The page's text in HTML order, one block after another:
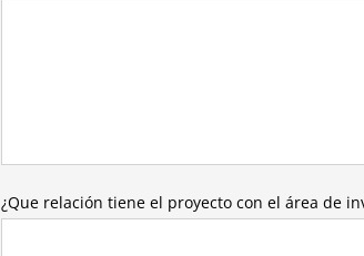
¿Que relación tiene el proyecto con el área de